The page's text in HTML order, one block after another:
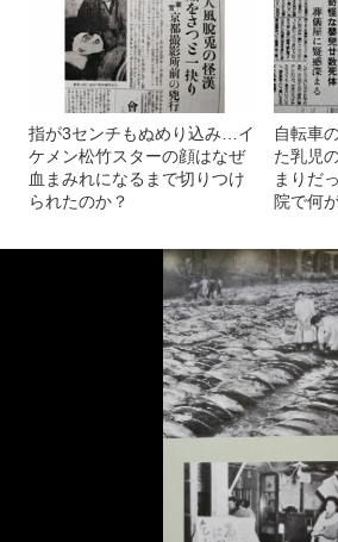
指が3センチもぬめり込み…イ
ケメン松竹スターの顔はなぜ
血まみれになるまで切りつけ
られたのか？
自転車
た乳児
まりだ
院で何